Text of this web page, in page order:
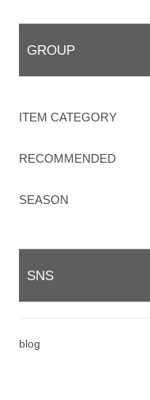
GROUP
ITEM CATEGORY
RECOMMENDED
SEASON
SNS
blog